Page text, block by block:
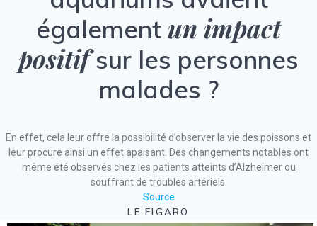
également un impact
positifsur les personnes
malades ?
En effet, cela leur offre la possibilité d’observer la vie des poissons et
leur procure ainsi un effet apaisant. Des changements notables ont
même été observés chez les patients atteints d’Alzheimer ou
souffrant de troubles artériels.
Source
LE FIGARO